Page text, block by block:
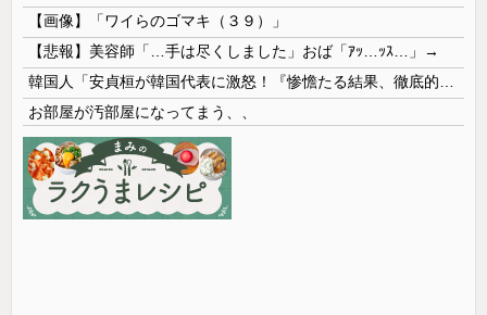
【画像】「ワイらのゴマキ（３９）」
【悲報】美容師「…手は尽くしました」おば「ｱｯ…ｯｽ…」→
お部屋が汚部屋になってまう、、